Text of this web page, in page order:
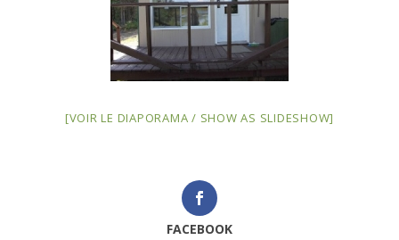
[VOIR LE DIAPORAMA / SHOW AS SLIDESHOW]
FACEBOOK